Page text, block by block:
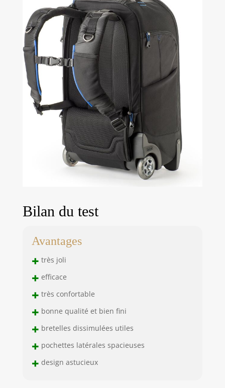
Bilan du test
Avantages
+ très joli
+ efficace
+ très confortable
+ bonne qualité et bien fini
+ bretelles dissimulées utiles
+ pochettes latérales spacieuses
+ design astucieux